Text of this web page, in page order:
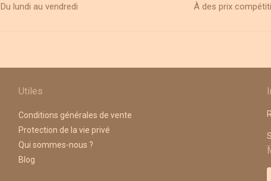
Du lundi au vendredi À des prix
Utiles
Conditions générales de vente
Protection de la vie privé
Qui sommes-nous ?
Blog